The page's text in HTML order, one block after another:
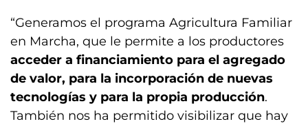
“Generamos el programa Agricultura Familiar
en Marcha, que le permite a los productores
acceder a financiamiento para el agregado
de valor, para la incorporación de nuevas
tecnologías y para la propia producción.
También nos ha permitido visibilizar que hay